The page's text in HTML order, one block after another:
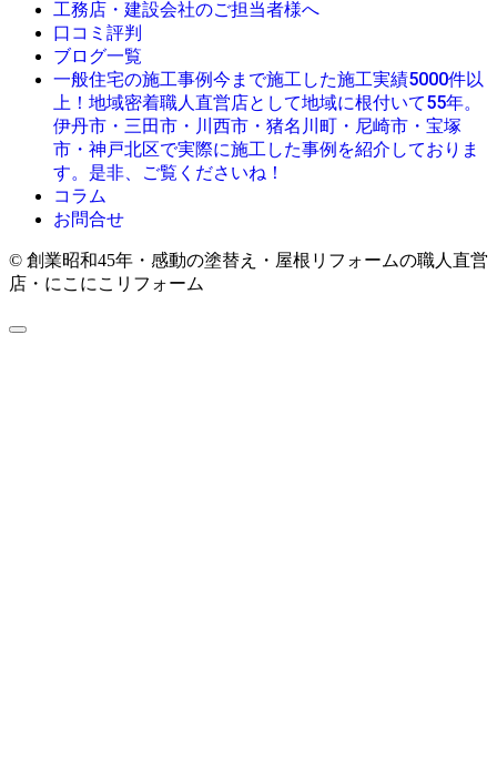
工務店・建設会社のご担当者様へ
口コミ評判
ブログ一覧
一般住宅の施工事例今まで施工した施工実績5000件以
上！地域密着職人直営店として地域に根付いて55年。
伊丹市・三田市・川西市・猪名川町・尼崎市・宝塚
市・神戸北区で実際に施工した事例を紹介しておりま
す。是非、ご覧くださいね！
コラム
お問合せ
© 創業昭和45年・感動の塗替え・屋根リフォームの職人直営
店・にこにこリフォーム